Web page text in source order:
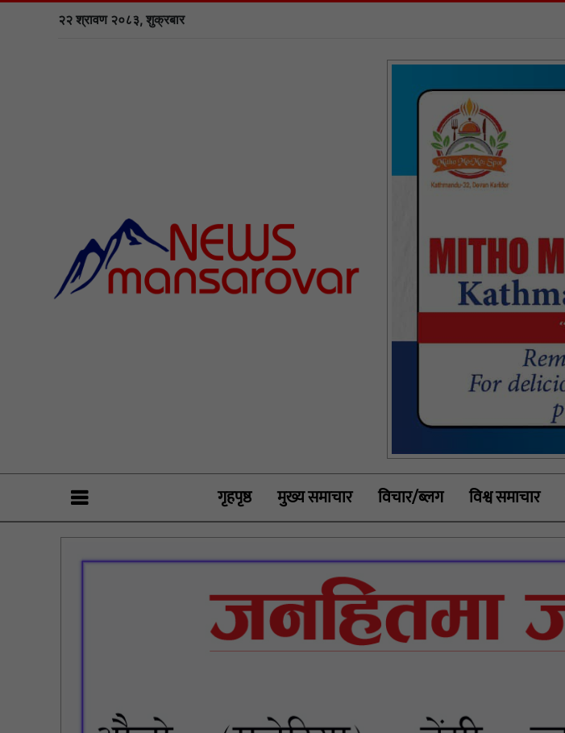
२२ श्रावण २०८३, शुक्रबार
गृहपृष्ठ मुख्य समाचार विचार/ब्लग विश्व समाचार